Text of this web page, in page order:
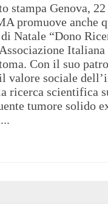
stampa Genova,
promuove anche
Natale “Dono
Con il suo
valore sociale
ricerca scientifica
tumore solido